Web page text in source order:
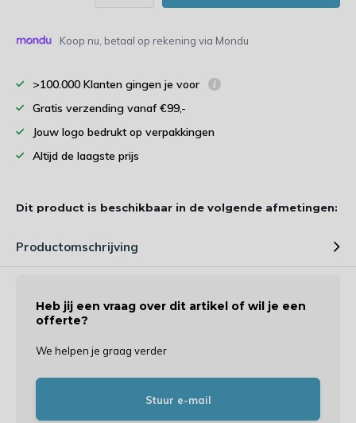
Koop nu, betaal op rekening via Mondu
>100.000 Klanten gingen je voor
Gratis verzending vanaf €99,-
Jouw logo bedrukt op verpakkingen
Altijd de laagste prijs
Dit product is beschikbaar in de volgende afmetingen:
Productomschrijving
Heb jij een vraag over dit artikel of wil je een
offerte?
We helpen je graag verder
Stuur e-mail